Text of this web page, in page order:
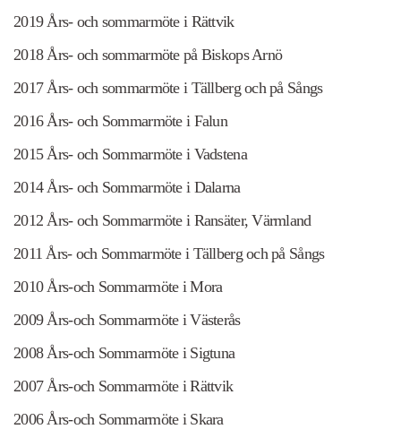
2019 Års- och sommarmöte i Rättvik
2018 Års- och sommarmöte på Biskops Arnö
2017 Års- och sommarmöte i Tällberg och på Sångs
2016 Års- och Sommarmöte i Falun
2015 Års- och Sommarmöte i Vadstena
2014 Års- och Sommarmöte i Dalarna
2012 Års- och Sommarmöte i Ransäter, Värmland
2011 Års- och Sommarmöte i Tällberg och på Sångs
2010 Års-och Sommarmöte i Mora
2009 Års-och Sommarmöte i Västerås
2008 Års-och Sommarmöte i Sigtuna
2007 Års-och Sommarmöte i Rättvik
2006 Års-och Sommarmöte i Skara